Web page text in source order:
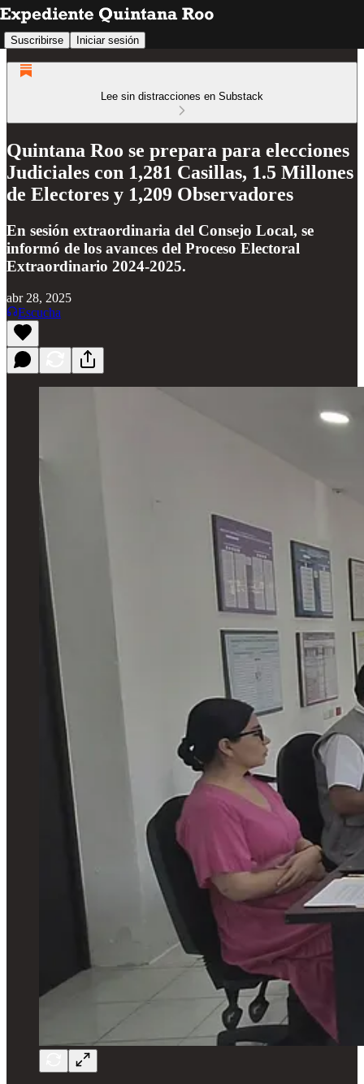
Suscribirse Iniciar sesión
Lee sin distracciones en Substack
Quintana Roo se prepara para elecciones
Judiciales con 1,281 Casillas, 1.5 Millones
de Electores y 1,209 Observadores
En sesión extraordinaria del Consejo Local, se
informó de los avances del Proceso Electoral
Extraordinario 2024-2025.
abr 28, 2025
Escucha